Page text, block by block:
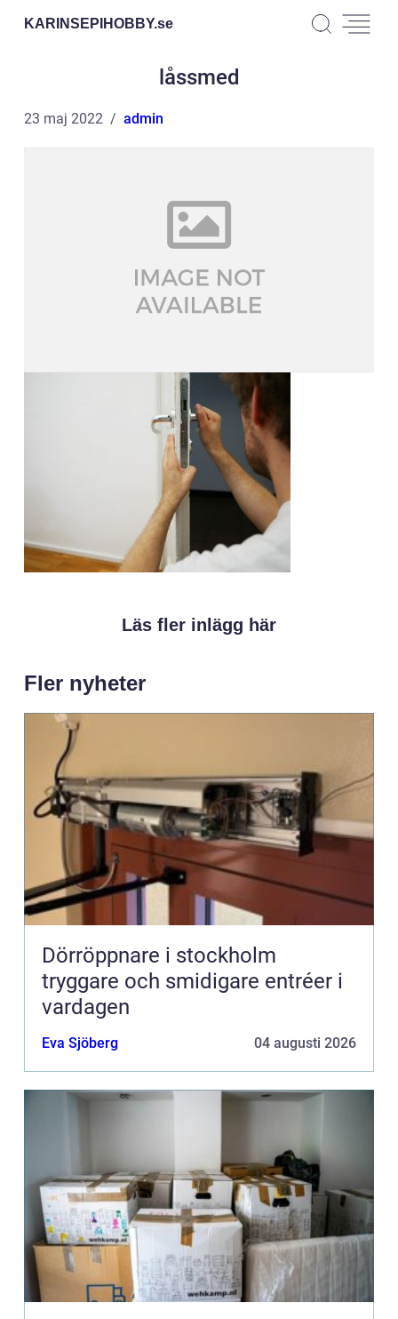
KARINSEPIHOBBY.se
låssmed
23 maj 2022 admin
Läs fler inlägg här
Fler nyheter
Dörröppnare i stockholm
tryggare och smidigare entréer i
vardagen
Eva Sjöberg 04 augusti 2026